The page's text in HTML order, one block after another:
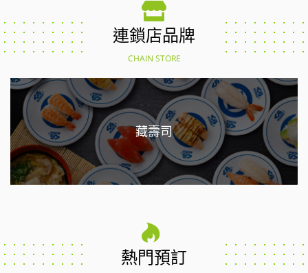
連鎖店品牌
CHAIN STORE
藏壽司
熱門預訂